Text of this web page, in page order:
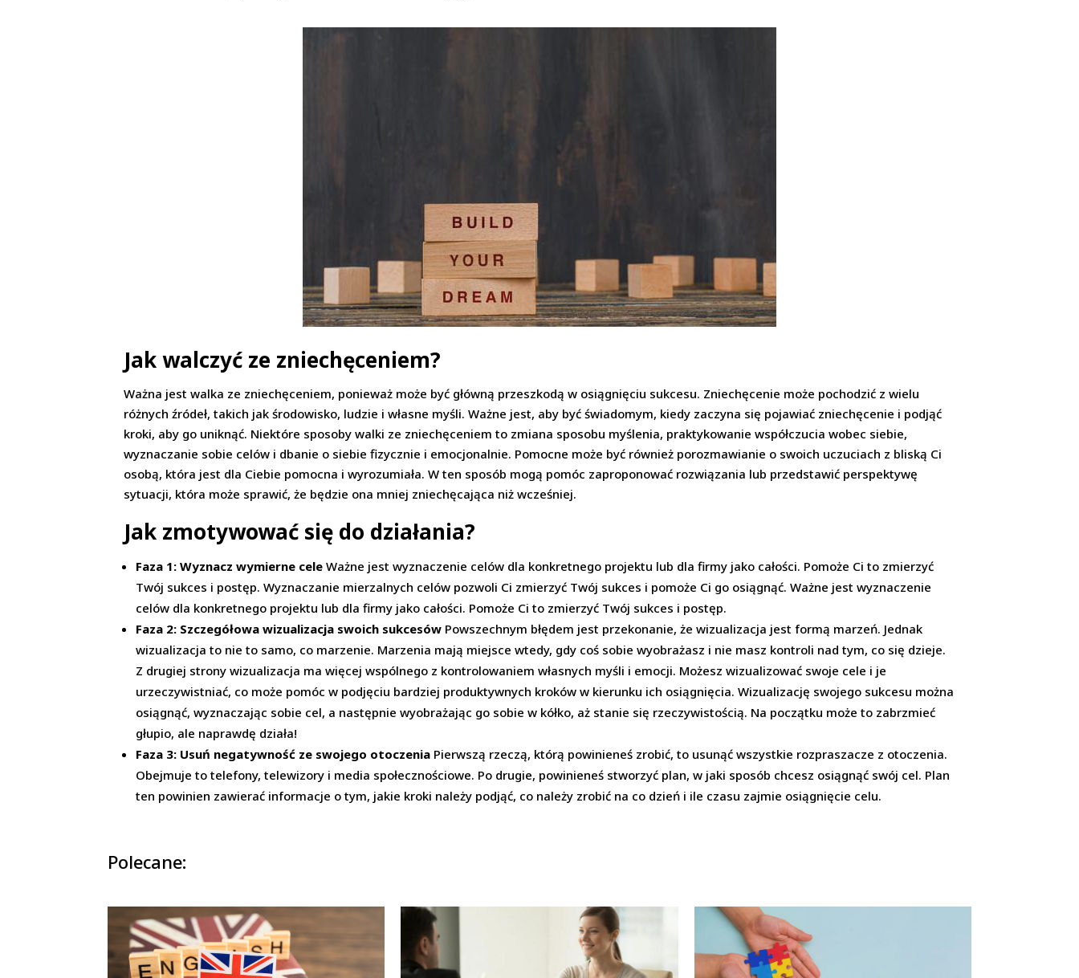
Jak walczyć ze zniechęceniem?
Ważna jest walka ze zniechęceniem, ponieważ może być główną przeszkodą w osiągnięciu sukcesu. Zniechęcenie może pochodzić z wielu
różnych źródeł, takich jak środowisko, ludzie i własne myśli. Ważne jest, aby być świadomym, kiedy zaczyna się pojawiać zniechęcenie i podjąć
kroki, aby go uniknąć. Niektóre sposoby walki ze zniechęceniem to zmiana sposobu myślenia, praktykowanie współczucia wobec siebie,
wyznaczanie sobie celów i dbanie o siebie fizycznie i emocjonalnie. Pomocne może być również porozmawianie o swoich uczuciach z bliską Ci
osobą, która jest dla Ciebie pomocna i wyrozumiała. W ten sposób mogą pomóc zaproponować rozwiązania lub przedstawić perspektywę
sytuacji, która może sprawić, że będzie ona mniej zniechęcająca niż wcześniej.
Jak zmotywować się do działania?
Faza 1: Wyznacz wymierne cele Ważne jest wyznaczenie celów dla konkretnego projektu lub dla firmy jako całości. Pomoże Ci to zmierzyć
Twój sukces i postęp. Wyznaczanie mierzalnych celów pozwoli Ci zmierzyć Twój sukces i pomoże Ci go osiągnąć. Ważne jest wyznaczenie
celów dla konkretnego projektu lub dla firmy jako całości. Pomoże Ci to zmierzyć Twój sukces i postęp.
Faza 2: Szczegółowa wizualizacja swoich sukcesów Powszechnym błędem jest przekonanie, że wizualizacja jest formą marzeń. Jednak
wizualizacja to nie to samo, co marzenie. Marzenia mają miejsce wtedy, gdy coś sobie wyobrażasz i nie masz kontroli nad tym, co się dzieje.
Z drugiej strony wizualizacja ma więcej wspólnego z kontrolowaniem własnych myśli i emocji. Możesz wizualizować swoje cele i je
urzeczywistniać, co może pomóc w podjęciu bardziej produktywnych kroków w kierunku ich osiągnięcia. Wizualizację swojego sukcesu można
osiągnąć, wyznaczając sobie cel, a następnie wyobrażając go sobie w kółko, aż stanie się rzeczywistością. Na początku może to zabrzmieć
głupio, ale naprawdę działa!
Faza 3: Usuń negatywność ze swojego otoczenia Pierwszą rzeczą, którą powinieneś zrobić, to usunąć wszystkie rozpraszacze z otoczenia.
Obejmuje to telefony, telewizory i media społecznościowe. Po drugie, powinieneś stworzyć plan, w jaki sposób chcesz osiągnąć swój cel. Plan
ten powinien zawierać informacje o tym, jakie kroki należy podjąć, co należy zrobić na co dzień i ile czasu zajmie osiągnięcie celu.
Polecane: